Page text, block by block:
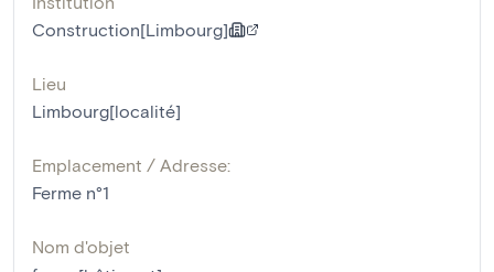
Construction[Limbourg]
Lieu
Limbourg[localité]
Emplacement / Adresse:
Ferme n°1
Nom d'objet